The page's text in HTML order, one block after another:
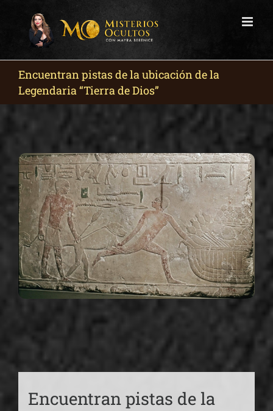
Encuentran pistas de la ubicación de la
Legendaria “Tierra de Dios”
Encuentran pistas de la